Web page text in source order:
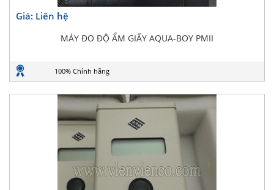
Giá: Liên hệ
MÁY ĐO ĐỘ ẨM GIẤY AQUA-BOY PMII
100% Chính hãng